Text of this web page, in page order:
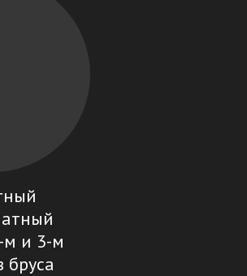
м и 3-м
бруса